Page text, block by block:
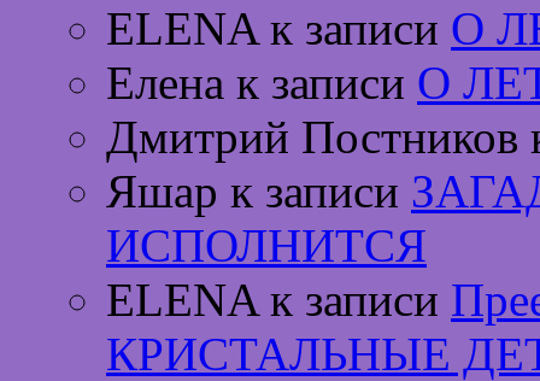
ELENA к записи О
Елена к записи О
Дмитрий Постников
Яшар к записи
ИСПОЛНИТСЯ
ELENA к записи
КРИСТАЛЬНЫЕ